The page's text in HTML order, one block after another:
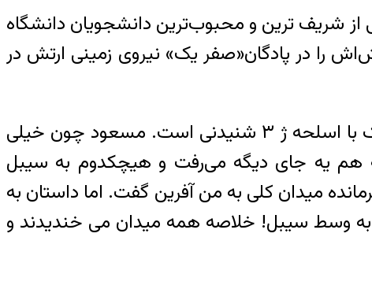
از شریف ترین و محبوب‌ترین دانشجویان دانشگاه
دوران آموزش‌اش را در پادگان«صفر یک» نیروی زمینی ارتش در
۳ شنیدنی است
. مسعود چون خیلی
یه جای دیگه می‌رفت و هیچکدوم به سیبل
میدان کلی به من آفرین گفت. اما داستان به
وسط سیبل! خلاصه همه میدان می خندیدند و